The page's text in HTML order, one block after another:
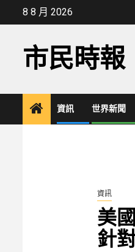
8 8 月 2026
市民時報
資訊 世界新聞
資訊
美
針